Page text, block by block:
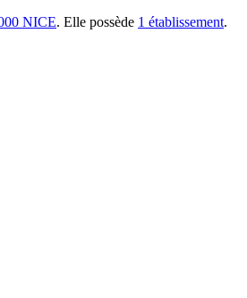
NICE. Elle possède 1 établissement.